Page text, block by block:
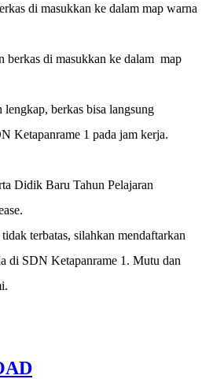
di masukkan ke dalam map warna
di masukkan ke dalam map
lengkap, berkas bisa langsung
Ketapanrame 1 pada jam kerja.
Didik Baru Tahun Pelajaran
terbatas, silahkan mendaftarkan
di SDN Ketapanrame 1. Mutu dan